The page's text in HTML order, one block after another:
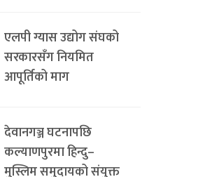
एलपी ग्यास उद्योग संघको
सरकारसँग नियमित
आपूर्तिको माग
देवानगञ्ज घटनापछि
कल्याणपुरमा हिन्दु–
मुस्लिम समुदायको संयुक्त